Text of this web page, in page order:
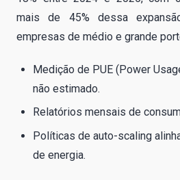
mais de 45% dessa
empresas de médio e grande
Medição de PUE (Power
não estimado.
Relatórios mensais de
Políticas de auto-scaling
de energia.